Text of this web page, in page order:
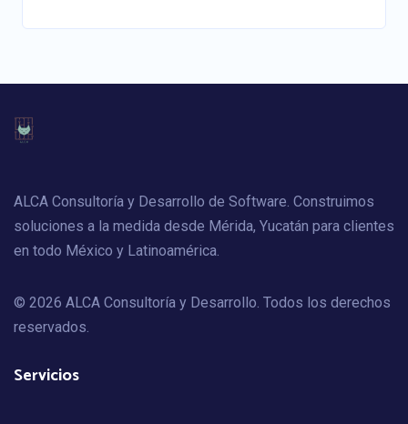
ALCA Consultoría y Desarrollo de Software. Construimos
soluciones a la medida desde Mérida, Yucatán para clientes
en todo México y Latinoamérica.
© 2026 ALCA Consultoría y Desarrollo. Todos los derechos
reservados.
Servicios